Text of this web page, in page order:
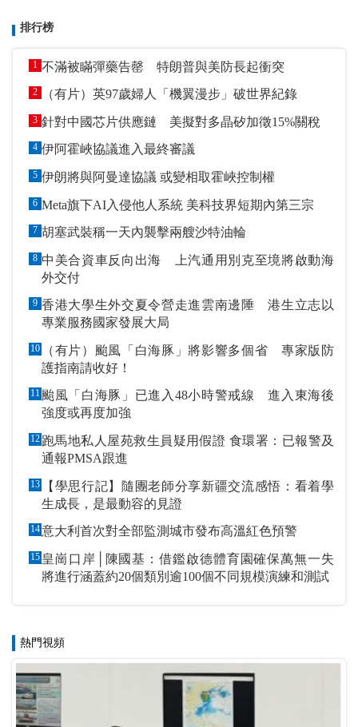
排行榜
1 不滿被瞞彈藥告罄 特朗普與美防長起衝突
2 （有片）英97歲婦人「機翼漫步」破世界紀錄
3 針對中國芯片供應鏈 美擬對多晶矽加徵15%關稅
4 伊阿霍峽協議進入最終審議
5 伊朗將與阿曼達協議 或變相取霍峽控制權
6 Meta旗下AI入侵他人系統 美科技界短期內第三宗
7 胡塞武裝稱一天內襲擊兩艘沙特油輪
8 中美合資車反向出海 上汽通用別克至境將啟動海
外交付
9 香港大學生外交夏令營走進雲南邊陲 港生立志以
專業服務國家發展大局
10
（有片）颱風「白海豚」將影響多個省 專家版防
護指南請收好！
11 颱風「白海豚」已進入48小時警戒線 進入東海後
強度或再度加強
12 跑馬地私人屋苑救生員疑用假證 食環署：已報警及
通報PMSA跟進
13
【學思行記】隨團老師分享新疆交流感悟：看着學
生成長，是最動容的見證
14意大利首次對全部監測城市發布高溫紅色預警
15 皇崗口岸│陳國基：借鑑啟德體育園確保萬無一失
將進行涵蓋約20個類別逾100個不同規模演練和測試
熱門視頻